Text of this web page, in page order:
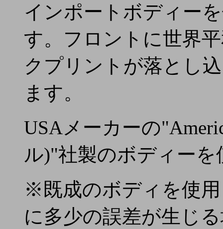
インポートボディー
す。フロントに世界
クプリントが落とし
ます。
USAメーカーの
ル)"社製のボディー
※既成のボディを使
に多少の誤差が生じ